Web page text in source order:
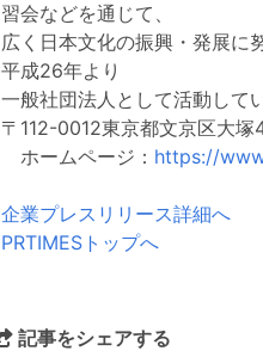
習会などを通じて、
広く日本文化の振興・発展に
平成26年より
一般社団法人として活動して
〒112-0012東京都文京区大
ホームページ： https://
企業プレスリリース詳細へ
PRTIMESトップへ
記事をシェアする